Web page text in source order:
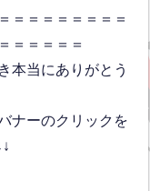
＝＝＝＝＝＝＝＝
＝＝＝＝＝
本当にありがとう
ナーのクリックを